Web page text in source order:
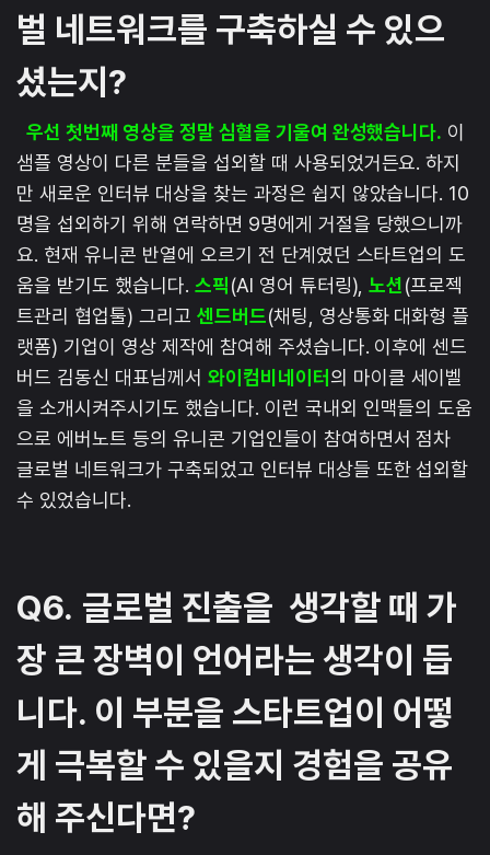
벌 네트워크를 구축하실 수 있으
셨는지?
우선 첫번째 영상을 정말 심혈을 기울여 완성했습니다. 이
샘플 영상이 다른 분들을 섭외할 때 사용되었거든요. 하지
만 새로운 인터뷰 대상을 찾는 과정은 쉽지 않았습니다. 10
명을 섭외하기 위해 연락하면 9명에게 거절을 당했으니까
요. 현재 유니콘 반열에 오르기 전 단계였던 스타트업의 도
움을 받기도 했습니다. 스픽(AI 영어 튜터링),노션(프로젝
트관리 협업툴) 그리고 센드버드(채팅, 영상통화 대화형 플
랫폼) 기업이 영상 제작에 참여해 주셨습니다. 이후에 센드
버드 김동신 대표님께서 와이컴비네이터 의 마이클 세이벨
을 소개시켜주시기도 했습니다. 이런 국내외 인맥들의 도움
으로 에버노트 등의 유니콘 기업인들이 참여하면서 점차
글로벌 네트워크가 구축되었고 인터뷰 대상들 또한 섭외할
수 있었습니다.
Q6. 글로벌 진출을 생각할 때 가
장 큰 장벽이 언어라는 생각이 듭
니다. 이 부분을 스타트업이 어떻
게 극복할 수 있을지 경험을 공유
해 주신다면?